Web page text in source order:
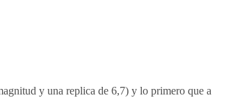
y una replica de 6,7) y lo primero que a